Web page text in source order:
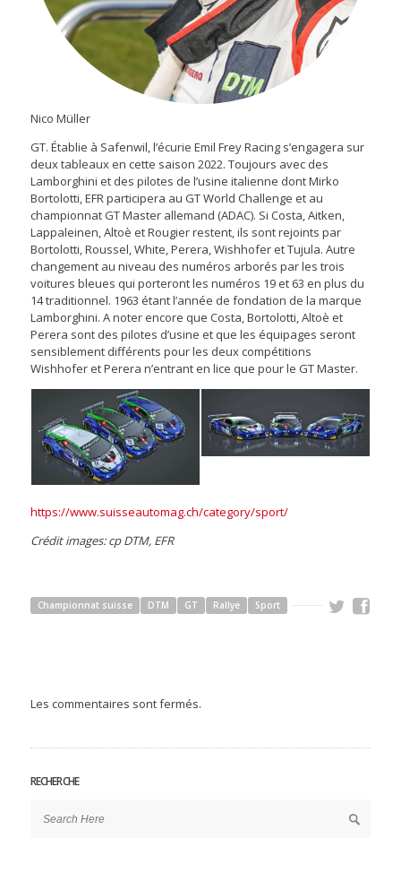
Nico Müller
GT. Établie à Safenwil, l’écurie Emil Frey Racing s’engagera sur
deux tableaux en cette saison 2022. Toujours avec des
Lamborghini et des pilotes de l’usine italienne dont Mirko
Bortolotti, EFR participera au GT World Challenge et au
championnat GT Master allemand (ADAC). Si Costa, Aitken,
Lappaleinen, Altoè et Rougier restent, ils sont rejoints par
Bortolotti, Roussel, White, Perera, Wishhofer et Tujula. Autre
changement au niveau des numéros arborés par les trois
voitures bleues qui porteront les numéros 19 et 63 en plus du
14 traditionnel. 1963 étant l’année de fondation de la marque
Lamborghini. A noter encore que Costa, Bortolotti, Altoè et
Perera sont des pilotes d’usine et que les équipages seront
sensiblement différents pour les deux compétitions
Wishhofer et Perera n’entrant en lice que pour le GT Master.
https://www.suisseautomag.ch/category/sport/
Crédit images: cp DTM, EFR
Championnat suisse DTM GT Rallye Sport
Les commentaires sont fermés.
RECHERCHE